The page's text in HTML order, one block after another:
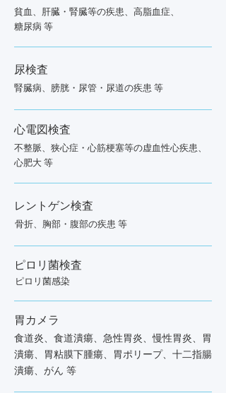
貧血、肝臓・腎臓等の疾患、高脂血症、
糖尿病 等
尿検査
腎臓病、膀胱・尿管・尿道の疾患 等
心電図検査
不整脈、狭心症・心筋梗塞等の虚血性心疾患、
心肥大 等
レントゲン検査
骨折、胸部・腹部の疾患 等
ピロリ菌検査
ピロリ菌感染
胃カメラ
食道炎、食道潰瘍、急性胃炎、慢性胃炎、胃
潰瘍、胃粘膜下腫瘍、胃ポリープ、十二指腸
潰瘍、がん 等